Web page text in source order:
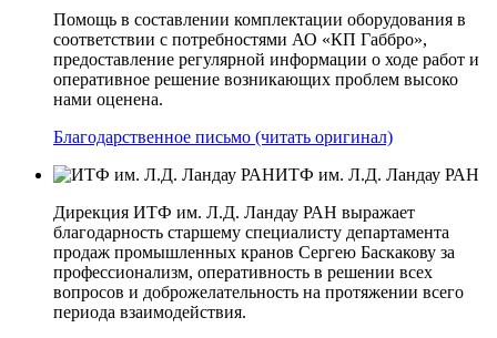
Помощь в составлении комплектации оборудования в
соответствии с потребностями АО «КП­ Габбро»,
предоставление регулярной информации о ходе работ и
оперативное решение возникающих проблем высоко
нами оценена.
Благодарственное письмо (читать оригинал)
ИТФ им. Л.Д. Ландау РАН
Дирекция ИТФ им. Л.Д. Ландау РАН выражает
благодарность старшему специалисту департамента
продаж промышленных кранов Сергею Баскакову за
профессионализм, оперативность в решении всех
вопросов и доброжелательность на протяжении всего
периода взаимодействия.